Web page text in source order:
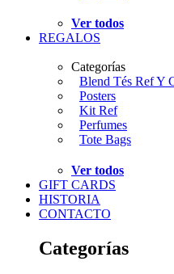
Ver todos
REGALOS
Categorías
Blend Tés Ref Y
Posters
Kit Ref
Perfumes
Tote Bags
Ver todos
GIFT CARDS
HISTORIA
CONTACTO
Categorías